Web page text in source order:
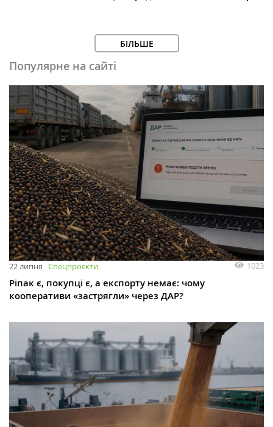
БІЛЬШЕ
Популярне на сайті
22 липня Спецпроєкти 1023
Ріпак є, покупці є, а експорту немає: чому
кооперативи «застрягли» через ДАР?